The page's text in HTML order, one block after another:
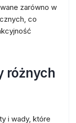
zarówno w
co
różnych
i wady, które